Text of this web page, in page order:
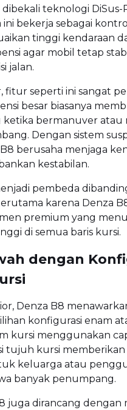
teknologi DiSus-
ini bekerja sebagai
tinggi kendaraan
agar mobil tetap
jalan.
fitur seperti ini sangat
besar biasanya
ketika bermanuver atau
Dengan sistem
berusaha menjaga
kestabilan.
pembeda
karena Denza
premium yang
di semua baris kursi.
dengan
Denza B8
konfigurasi enam
kursi menggunakan
tujuh kursi memberikan
keluarga atau
banyak penumpang.
juga dirancang dengan